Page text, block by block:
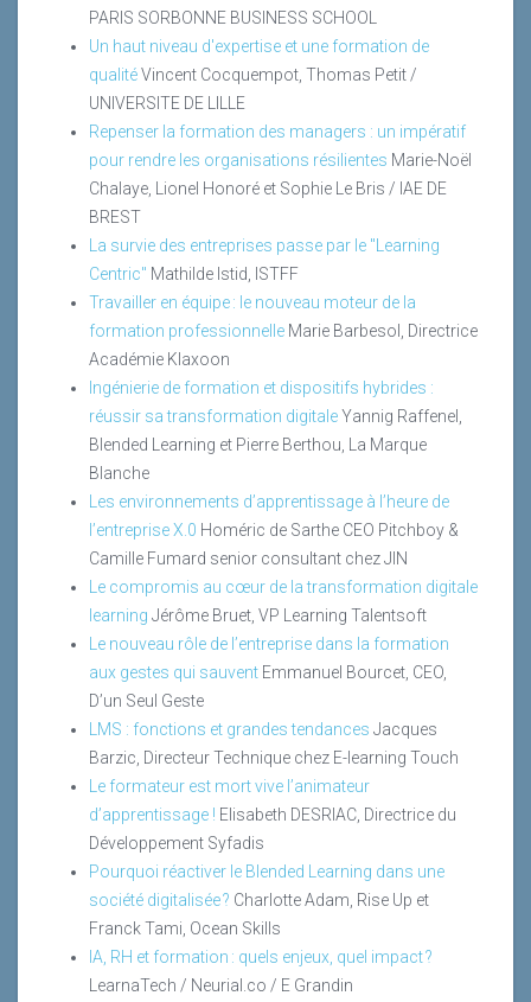
PARIS SORBONNE BUSINESS SCHOOL
Un haut niveau d'expertise et une formation de
qualitéVincent Cocquempot, Thomas Petit /
UNIVERSITE DE LILLE
Repenser la formation des managers : un impératif
pour rendre les organisations résilientes Marie-Noël
Chalaye, Lionel Honoré et Sophie Le Bris / IAE DE
BREST
La survie des entreprises passe par le "Learning
Centric" Mathilde Istid, ISTFF
Travailler en équipe : le nouveau moteur de la
formation professionnelle Marie Barbesol, Directrice
Académie Klaxoon
Ingénierie de formation et dispositifs hybrides :
réussir sa transformation digitaleYannig Raffenel,
Blended Learning et Pierre Berthou, La Marque
Blanche
Les environnements d’apprentissage à l’heure de
l’entreprise X.0 Homéric de Sarthe CEO Pitchboy &
Camille Fumard senior consultant chez JIN
Le compromis au cœur de la transformation digitale
learning Jérôme Bruet, VP Learning Talentsoft
Le nouveau rôle de l’entreprise dans la formation
aux gestes qui sauvent Emmanuel Bourcet, CEO,
D’un Seul Geste
LMS : fonctions et grandes tendances Jacques
Barzic, Directeur Technique chez E-learning Touch
Le formateur est mort vive l’animateur
d’apprentissage ! Elisabeth DESRIAC, Directrice du
Développement Syfadis
Pourquoi réactiver le Blended Learning dans une
société digitalisée ? Charlotte Adam, Rise Up et
Franck Tami, Ocean Skills
IA, RH et formation : quels enjeux, quel impact ?
LearnaTech / Neurial.co / E Grandin